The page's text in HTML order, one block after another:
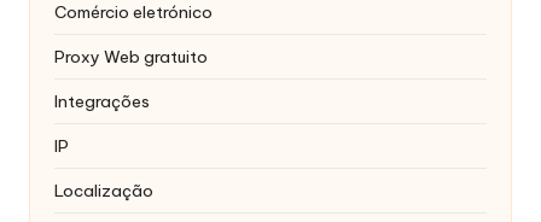
Comércio eletrónico
Proxy Web gratuito
Integrações
IP
Localização